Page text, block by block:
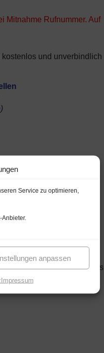
Service zu optimieren,
anpassen
Impressum
Mitnahme Rufnummer. Auf
und unverbindlich
)
Netzabdeckung und
> Netzabdeckung), welches